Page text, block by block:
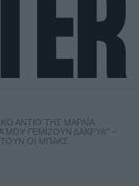
ΑΝΤΊΟ ΤΗΣ ΜΑΡΆΙΑ
ΜΟΥ ΓΕΜΊΖΟΥΝ ΔΆΚΡΥΑ” –
ΟΙ ΜΠΑΚΣ